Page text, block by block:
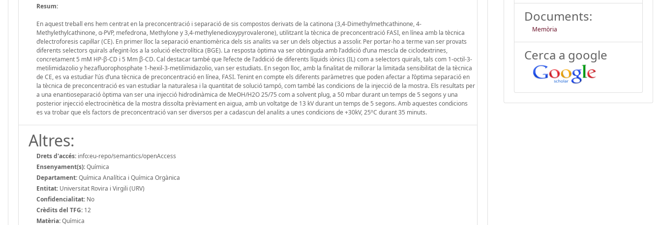
Resum:
En aquest treball ens hem centrat en la preconcentració i separació de sis compostos derivats de la catinona (3,4-Dimethylmethcathinone, 4-
Methylethylcathinone, ɑ-PVP, mefedrona, Methylone y 3,4-methylenedioxypyrovalerone), utilitzant la tècnica de preconcentració FASI, en línea amb la tècnica
d’electroforesis capil·lar (CE). En primer lloc la separació enantiomèrica dels sis analits va ser un dels objectius a assolir. Per portar-ho a terme van ser provats
diferents selectors quirals afegint-los a la solució electrolítica (BGE). La resposta òptima va ser obtinguda amb l’addició d’una mescla de ciclodextrines,
concretament 5 mM HP-β-CD i 5 Mm β-CD. Cal destacar també que l’efecte de l’addició de diferents líquids iònics (IL) com a selectors quirals, tals com 1-octil-3-
metilimidazolio y hezafluorophosphate 1-hexil-3-metilimidazolio, van ser estudiats. En segon lloc, amb la finalitat de millorar la limitada sensibilitat de la tècnica
de CE, es va estudiar l’ús d’una tècnica de preconcentració en línea, FASI. Tenint en compte els diferents paràmetres que poden afectar a l’òptima separació en
la tècnica de preconcentració es van estudiar la naturalesa i la quantitat de solució tampó, com també las condicions de la injecció de la mostra. Els resultats per
a una enantioseparació òptima van ser una injecció hidrodinàmica de MeOH/H2O 25/75 com a solvent plug, a 50 mbar durant un temps de 5 segons y una
posterior injecció electrocinètica de la mostra dissolta prèviament en aigua, amb un voltatge de 13 kV durant un temps de 5 segons. Amb aquestes condicions
es va trobar que els factors de preconcentració van ser diversos per a cadascun del analits a unes condicions de +30kV, 25ºC durant 35 minuts.
Altres:
Drets d'accés: info:eu-repo/semantics/openAccess
Ensenyament(s):Química
Departament:Química Analítica i Química Orgànica
Entitat: Universitat Rovira i Virgili (URV)
Confidencialitat: No
Crèdits del TFG: 12
Matèria:Química
Documents:
Memòria
Cerca a google